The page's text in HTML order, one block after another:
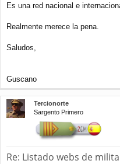
Es una red nacional e
Realmente merece la pena.
Saludos,
Guscano
Tercionorte
Sargento Primero
Re: Listado webs de